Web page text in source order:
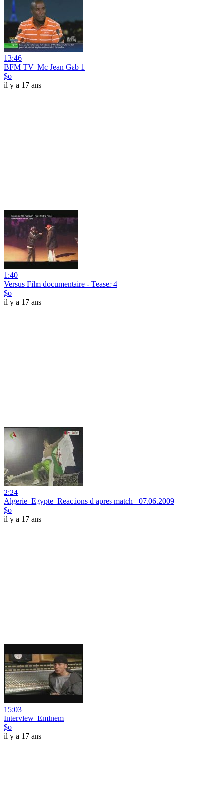
13:46
BFM TV_Mc Jean Gab 1
$o
il y a 17 ans
1:40
Versus Film documentaire - Teaser 4
$o
il y a 17 ans
2:24
Algerie_Egypte_Reactions d apres match _07.06.2009
$o
il y a 17 ans
15:03
Interview_Eminem
$o
il y a 17 ans